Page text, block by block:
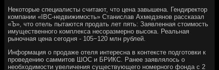
Некоторые специалисты считают, что цена завышена. Гендиректор
компании «IBC-недвижимость» Станислав Ахмедзянов рассказал
«Ъ», что отель пытаются продать лет пять: Заявленная стоимость
имущественного комплекса несоразмерно высока. Реальная
рыночная цена сегодня - 105−120 млн рублей.
Информация о продаже отеля интересна в контексте подготовки к
проведению саммитов ШОС и БРИКС. Ранее заявлялось о
необходимости увеличения существующего номерного фонда с 2